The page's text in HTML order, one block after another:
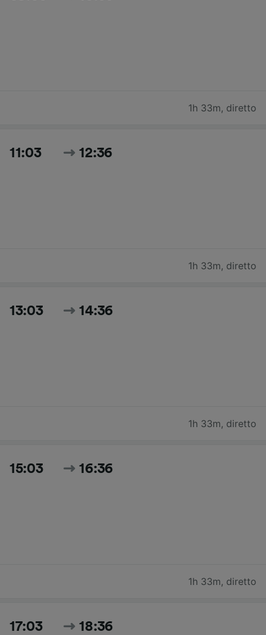
1h 33m, diretto
11:03 12:36
1h 33m, diretto
13:03 14:36
1h 33m, diretto
15:03 16:36
1h 33m, diretto
17:03 18:36